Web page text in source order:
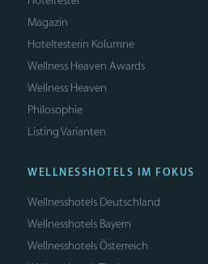
Magazin
Hoteltesterin Kolumne
Wellness Heaven Awards
Wellness Heaven
Philosophie
Listing Varianten
WELLNESSHOTELS IM FOKUS
Wellnesshotels Deutschland
Wellnesshotels Bayern
Wellnesshotels Österreich